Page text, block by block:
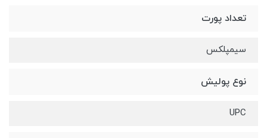
تعداد پورت
سیمپلکس
نوع پولیش
UPC